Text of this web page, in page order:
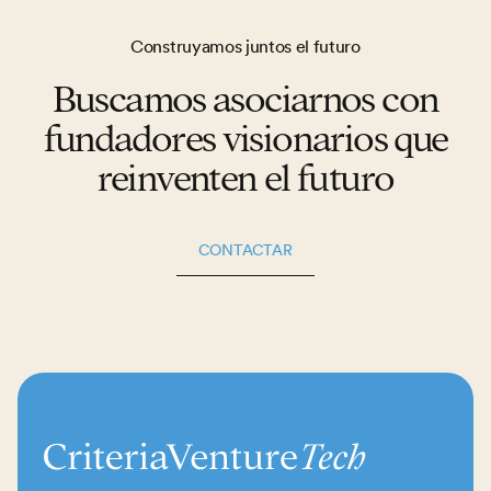
Construyamos juntos el futuro
Buscamos asociarnos con
fundadores visionarios que
reinventen el futuro
CONTACTAR